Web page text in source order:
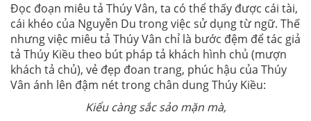
Đọc đoạn miêu tả Thúy Vân, ta có thể thấy được cái tài,
cái khéo của Nguyễn Du trong việc sử dụng từ ngữ. Thế
nhưng việc miêu tả Thúy Vân chỉ là bước đệm để tác giả
tả Thúy Kiều theo bút pháp tả khách hình chủ (mượn
khách tả chủ), vẻ đẹp đoan trang, phúc hậu của Thúy
Vân ánh lên đậm nét trong chân dung Thúy Kiều:
Kiểu càng sắc sảo mặn mà,